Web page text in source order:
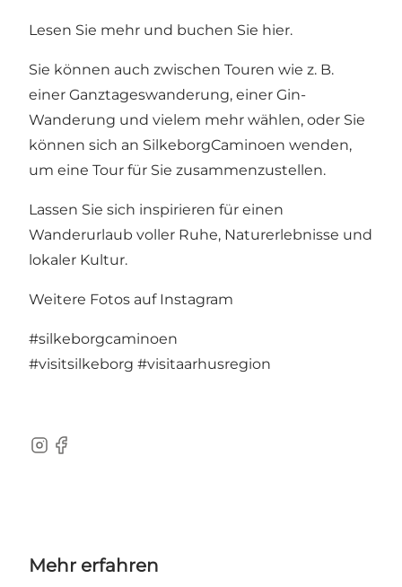
Lesen Sie mehr und buchen Sie hier.
Sie können auch zwischen Touren wie z. B.
einer Ganztageswanderung, einer Gin-
Wanderung und vielem mehr wählen, oder Sie
können sich an SilkeborgCaminoen wenden,
um eine Tour für Sie zusammenzustellen.
Lassen Sie sich inspirieren für einen
Wanderurlaub voller Ruhe, Naturerlebnisse und
lokaler Kultur.
Weitere Fotos auf Instagram
#silkeborgcaminoen
#visitsilkeborg #visitaarhusregion
Instagram
Facebook
Mehr erfahren